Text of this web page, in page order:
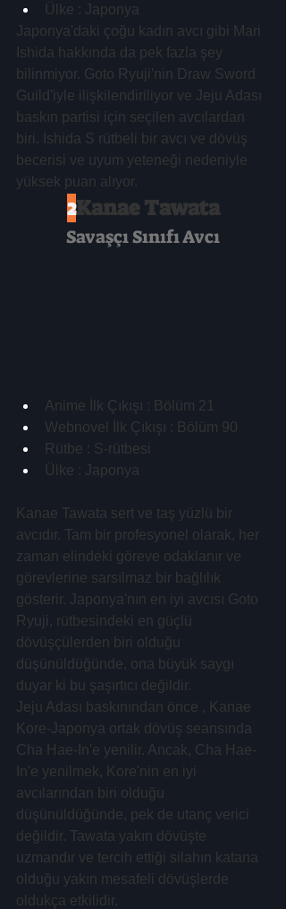
Ülke : Japonya
Japonya'daki çoğu kadın avcı gibi Mari
Ishida hakkında da pek fazla şey
bilinmiyor. Goto Ryuji'nin Draw Sword
Guild'iyle ilişkilendiriliyor ve Jeju Adası
baskın partisi için seçilen avcılardan
biri. Ishida S rütbeli bir avcı ve dövüş
becerisi ve uyum yeteneği nedeniyle
yüksek puan alıyor.
2Kanae Tawata
Savaşçı Sınıfı Avcı
Anime İlk Çıkışı : Bölüm 21
Webnovel İlk Çıkışı : Bölüm 90
Rütbe : S-rütbesi
Ülke : Japonya
Kanae Tawata sert ve taş yüzlü bir
avcıdır. Tam bir profesyonel olarak, her
zaman elindeki göreve odaklanır ve
görevlerine sarsılmaz bir bağlılık
gösterir. Japonya'nın en iyi avcısı Goto
Ryuji, rütbesindeki en güçlü
dövüşçülerden biri olduğu
düşünüldüğünde, ona büyük saygı
duyar ki bu şaşırtıcı değildir.
Jeju Adası baskınından önce , Kanae
Kore-Japonya ortak dövüş seansında
Cha Hae-In'e yenilir. Ancak, Cha Hae-
In'e yenilmek, Kore'nin en iyi
avcılarından biri olduğu
düşünüldüğünde, pek de utanç verici
değildir. Tawata yakın dövüşte
uzmandır ve tercih ettiği silahın katana
olduğu yakın mesafeli dövüşlerde
oldukça etkilidir.